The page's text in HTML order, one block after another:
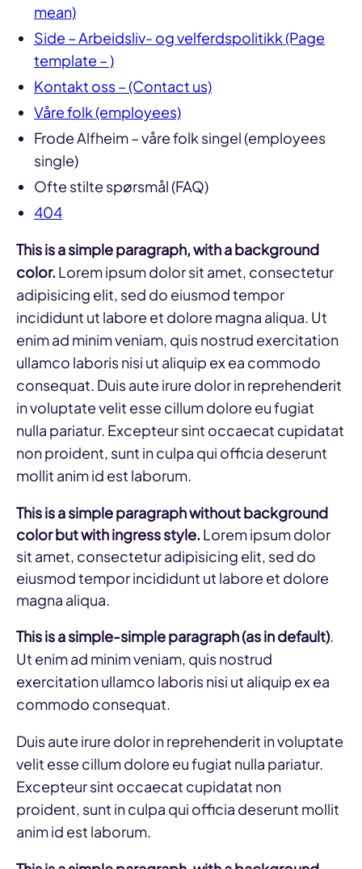
mean)
Side – Arbeidsliv- og velferdspolitikk (Page
template – )
Kontakt oss – (Contact us)
Våre folk (employees)
Frode Alfheim – våre folk singel (employees
single)
Ofte stilte spørsmål (FAQ)
404
This is a simple paragraph, with a background
color. Lorem ipsum dolor sit amet, consectetur
adipisicing elit, sed do eiusmod tempor
incididunt ut labore et dolore magna aliqua. Ut
enim ad minim veniam, quis nostrud exercitation
ullamco laboris nisi ut aliquip ex ea commodo
consequat. Duis aute irure dolor in reprehenderit
in voluptate velit esse cillum dolore eu fugiat
nulla pariatur. Excepteur sint occaecat cupidatat
non proident, sunt in culpa qui officia deserunt
mollit anim id est laborum.
This is a simple paragraph without background
color but with ingress style. Lorem ipsum dolor
sit amet, consectetur adipisicing elit, sed do
eiusmod tempor incididunt ut labore et dolore
magna aliqua.
This is a simple-simple paragraph (as in default).
Ut enim ad minim veniam, quis nostrud
exercitation ullamco laboris nisi ut aliquip ex ea
commodo consequat.
Duis aute irure dolor in reprehenderit in voluptate
velit esse cillum dolore eu fugiat nulla pariatur.
Excepteur sint occaecat cupidatat non
proident, sunt in culpa qui officia deserunt mollit
anim id est laborum.